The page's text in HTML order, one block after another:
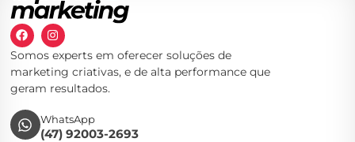
Somos experts em oferecer soluções de
marketing criativas, e de alta performance que
geram resultados.
WhatsApp
(47) 92003-2693